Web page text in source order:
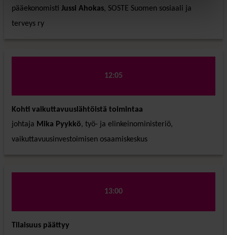
pääekonomisti Jussi Ahokas, SOSTE Suomen sosiaali ja
terveys ry
12:05
Kohti vaikuttavuuslähtöistä toimintaa
johtaja Mika Pyykkö, työ- ja elinkeinoministeriö,
vaikuttavuusinvestoimisen osaamiskeskus
13:00
Tilaisuus päättyy